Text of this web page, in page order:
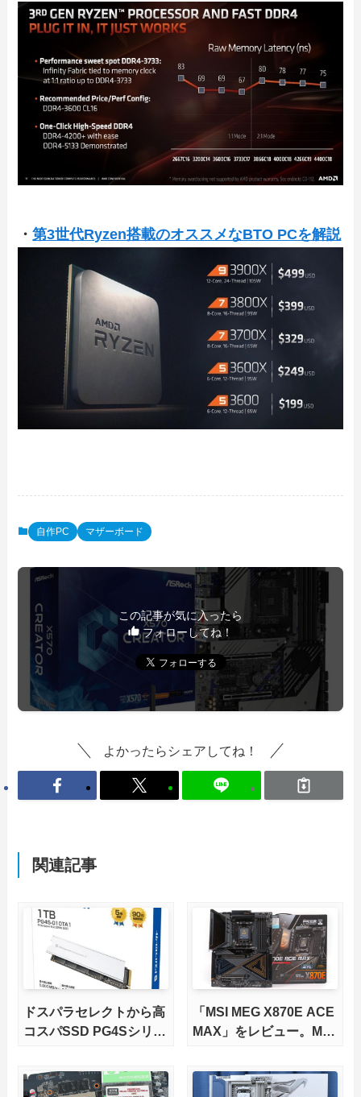
・第3世代Ryzen搭載のオススメなBTO PCを解説
自作PC マザーボード
この記事が気に入ったら
フォローしてね！
よかったらシェアしてね！
関連記事
ドスパラセレクトから高
コスパSSD PG4Sシリー
「MSI MEG X870E ACE
MAX」をレビュー。M.2
版X870Eマザーボードを
徹底検証